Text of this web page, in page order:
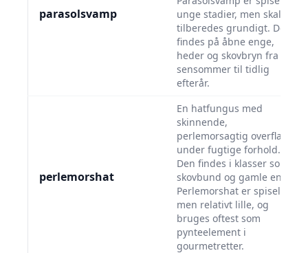
parasolsvamp
unge stadier, men skal
tilberedes grundigt. Den
findes på åbne enge,
heder og skovbryn fra
sensommer til tidlig
efterår.
perlemorshat
En hatfungus med
skinnende,
perlemorsagtig overflade
under fugtige forhold.
Den findes i klasser som
skovbund og gamle enge.
Perlemorshat er spiselig
men relativt lille, og
bruges oftest som
pynteelement i
gourmetretter.